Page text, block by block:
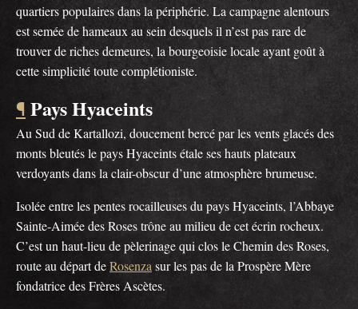
quartiers populaires dans la périphérie. La campagne alentours
est semée de hameaux au sein desquels il n’est pas rare de
trouver de riches demeures, la bourgeoisie locale ayant goût à
cette simplicité toute complétioniste.
¶ Pays Hyaceints
Au Sud de Kartallozi, doucement bercé par les vents glacés des
monts bleutés le pays Hyaceints étale ses hauts plateaux
verdoyants dans la clair-obscur d’une atmosphère brumeuse.
Isolée entre les pentes rocailleuses du pays Hyaceints, l’Abbaye
Sainte-Aimée des Roses trône au milieu de cet écrin rocheux.
C’est un haut-lieu de pèlerinage qui clos le Chemin des Roses,
route au départ deRosenza sur les pas de la Prospère Mère
fondatrice des Frères Ascètes.